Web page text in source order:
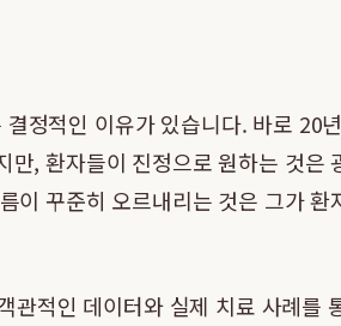
정적인 이유가 있습니다. 바로 20
, 환자들이 진정으로 원하는 것은
이 꾸준히 오르내리는 것은 그가
적인 데이터와 실제 치료 사례를